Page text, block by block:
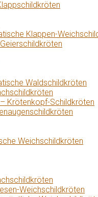
Klappen-
Waldschildkröten
Krötenkopf-Schildkröten
Weichschildkröten
Weichschildkröten